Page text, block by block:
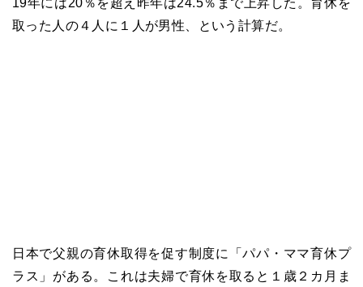
取った人の４人に１人が男性、という計算だ。
日本で父親の育休取得を促す制度に「パパ・ママ育休プ
ラス」がある。これは夫婦で育休を取ると１歳２カ月ま